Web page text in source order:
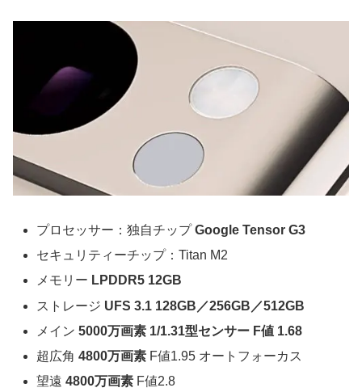
プロセッサー：独自チップGoogle Tensor G3
セキュリティーチップ：Titan M2
メモリー LPDDR5 12GB
ストレージ UFS 3.1 128GB／256GB／512GB
メイン5000万画素 1/1.31型センサー F値 1.68
超広角4800万画素 F値1.95 オートフォーカス
望遠4800万画素 F値2.8